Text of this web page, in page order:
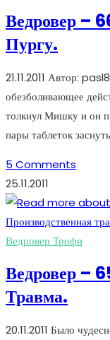
Ведровер –
Пургу.
21.11.2011 Автор:
обезболивающее
толкнул Мишку и он
пары таблеток
5 Comments
25.11.2011
Ведровер Трофи
Ведровер –
Травма.
20.11.2011 Было